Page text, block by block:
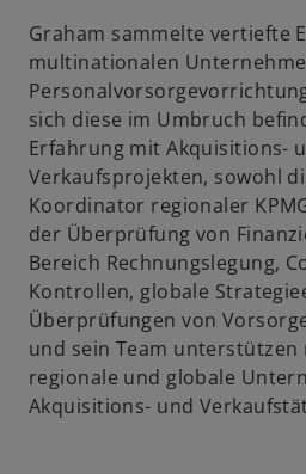
Graham sammelte vertiefte
multinationalen
sich diese im Umbruch
Erfahrung mit Akquisitions-
Verkaufsprojekten, sowohl
Koordinator regionaler
der Überprüfung von
Bereich Rechnungslegung,
Kontrollen, globale
Überprüfungen von
und sein Team unterstützen
regionale und globale
Akquisitions- und